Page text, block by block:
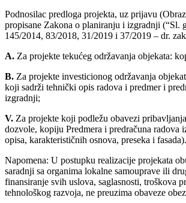
Podnosilac predloga projekta, uz prijavu
propisane Zakona o planiranju i izgradnji
145/2014, 83/2018, 31/2019 i 37/2019 – dr.
A. Za projekte tekućeg održavanja objekata:
B. Za projekte investicionog održavanja
koji sadrži tehnički opis radova i predmer i
izgradnji;
V. Za projekte koji podležu obavezi
dozvole, kopiju Predmera i predračuna
opisa, karakterističnih osnova, preseka i fasada).
Napomena: U postupku realizacije projekata
saradnji sa organima lokalne samouprave ili
finansiranje svih uslova, saglasnosti, troškova
tehnološkog razvoja, ne preuzima obaveze